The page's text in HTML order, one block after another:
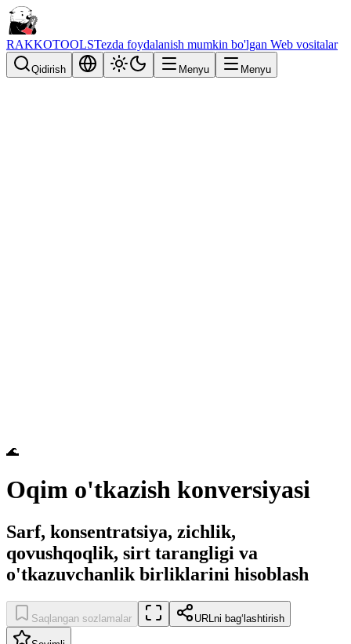
RAKKOTOOLSTezda foydalanish mumkin bo'lgan Web vositalar
Qidirish Menyu Menyu
🌊
Oqim o'tkazish konversiyasi
Sarf, konsentratsiya, zichlik,
qovushqoqlik, sirt tarangligi va
o'tkazuvchanlik birliklarini hisoblash
Saqlangan sozlamalar URLni bagʻlashtirish